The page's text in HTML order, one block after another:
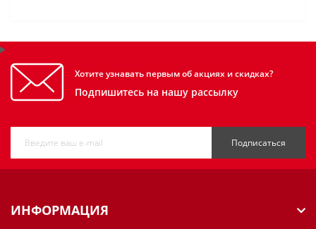
Хотите узнавать первым об акциях и скидках?
Подпишитесь на нашу рассылку
Подписаться
ИНФОРМАЦИЯ